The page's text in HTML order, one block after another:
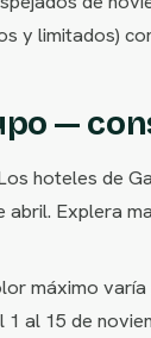
y limitados)
—
hoteles de
abril. Explera
máximo
al 15 de